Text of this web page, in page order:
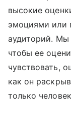
высокие
эмоциями или
аудиторий.
чтобы ее
чувствовать,
как он
только